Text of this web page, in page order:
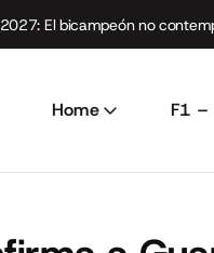
El bicampeón no
Home F1 –